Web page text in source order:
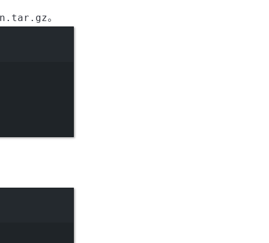
。